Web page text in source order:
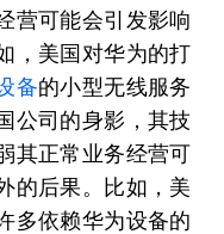
营可能会引发影响
，美国对华为的打
备的小型无线服务
公司的身影，其技
其正常业务经营可
的后果。比如，美
多依赖华为设备的